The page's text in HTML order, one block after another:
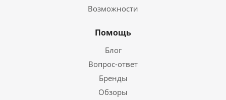
Возможности
Помощь
Блог
Вопрос-ответ
Бренды
Обзоры